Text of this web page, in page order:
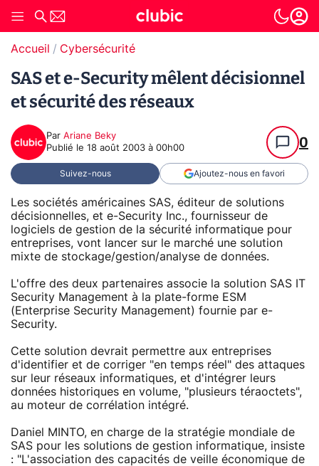
Accueil Cybersécurité
SAS et e-Security mêlent décisionnel
et sécurité des réseaux
Par Ariane Beky
Publié le 18 août 2003 à 00h00 0
Suivez-nous Ajoutez-nous en favori
Les sociétés américaines SAS, éditeur de solutions
décisionnelles, et e-Security Inc., fournisseur de
logiciels de gestion de la sécurité informatique pour
entreprises, vont lancer sur le marché une solution
mixte de stockage/gestion/analyse de données.
L'offre des deux partenaires associe la solution SAS IT
Security Management à la plate-forme ESM
(Enterprise Security Management) fournie par e-
Security.
Cette solution devrait permettre aux entreprises
d'identifier et de corriger "en temps réel" des attaques
sur leur réseaux informatiques, et d'intégrer leurs
données historiques en volume, "plusieurs téraoctets",
au moteur de corrélation intégré.
Daniel MINTO, en charge de la stratégie mondiale de
SAS pour les solutions de gestion informatique, insiste
: "L'association des capacités de veille économique de